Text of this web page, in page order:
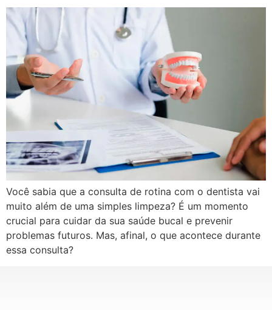
Você sabia que a consulta de rotina com o dentista vai
muito além de uma simples limpeza? É um momento
crucial para cuidar da sua saúde bucal e prevenir
problemas futuros. Mas, afinal, o que acontece durante
essa consulta?